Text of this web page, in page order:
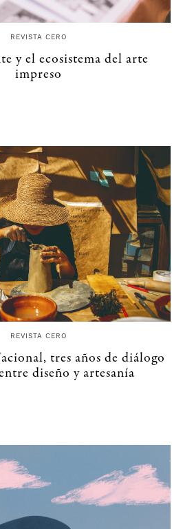
REVISTA CERO
y el ecosistema del arte
impreso
REVISTA CERO
tres años de diálogo
diseño y artesanía